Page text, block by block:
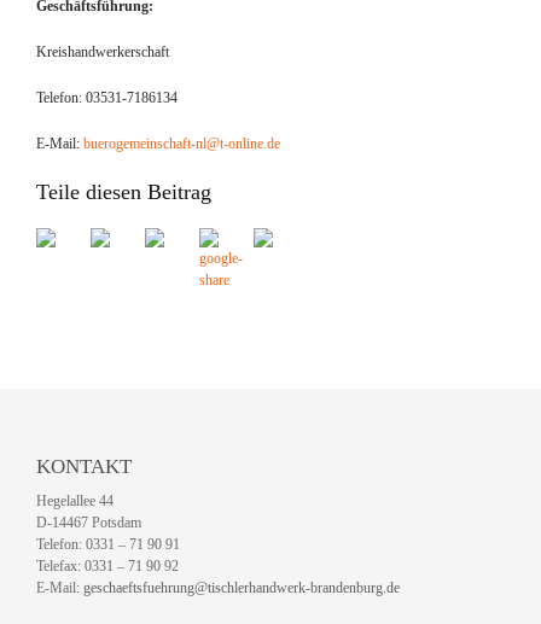
Geschäftsführung:
Kreishandwerkerschaft
Telefon: 03531-7186134
E-Mail: buerogemeinschaft-nl@t-online.de
Teile diesen Beitrag
KONTAKT
Hegelallee 44
D-14467 Potsdam
Telefon: 0331 – 71 90 91
Telefax: 0331 – 71 90 92
E-Mail: geschaeftsfuehrung@tischlerhandwerk-brandenburg.de